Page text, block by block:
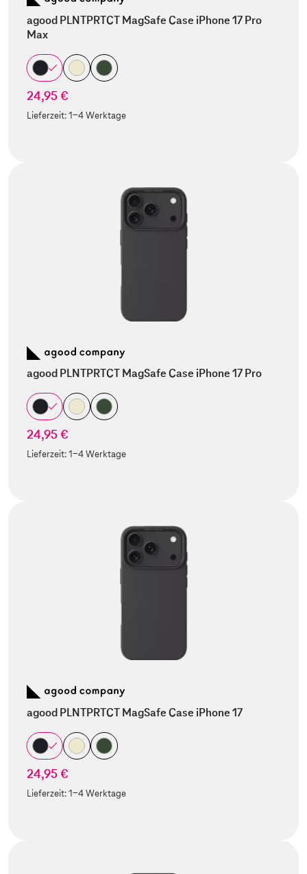
agood PLNTPRTCT MagSafe Case iPhone 17 Pro
Max
24,95 €
Lieferzeit:1-4 Werktage
agood PLNTPRTCT MagSafe Case iPhone 17 Pro
24,95 €
Lieferzeit:1-4 Werktage
agood PLNTPRTCT MagSafe Case iPhone 17
24,95 €
Lieferzeit:1-4 Werktage